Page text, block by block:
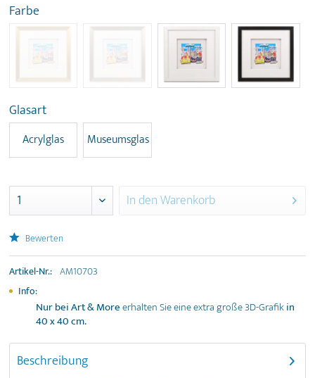
Farbe
Glasart
Acrylglas Museumsglas
In denWarenkorb
Bewerten
Artikel-Nr.: AM10703
Info:
Nur bei Art & Moreerhalten Sie eine extra große 3D-Grafikin
40 x 40 cm.
Beschreibung